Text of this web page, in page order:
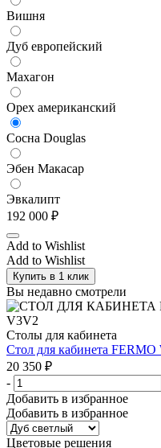
Вишня
Дуб европейский
Махагон
Орех американский
Сосна Douglas
Эбен Макасар
Эвкалипт
192 000 ₽
Add to Wishlist
Add to Wishlist
Купить в 1 клик
Вы недавно смотрели
Столы для кабинета
Стол для кабинета
20 350 ₽
-
Добавить в избранное
Добавить в избранное
Цветовые решения